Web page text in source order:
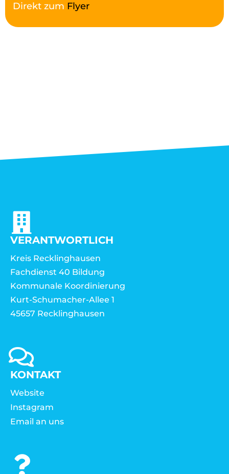
Direkt zum Flyer
VERANTWORTLICH
Kreis Recklinghausen
Fachdienst 40 Bildung
Kommunale Koordinierung
Kurt-Schumacher-Allee 1
45657 Recklinghausen
KONTAKT
Website
Instagram
Email an uns